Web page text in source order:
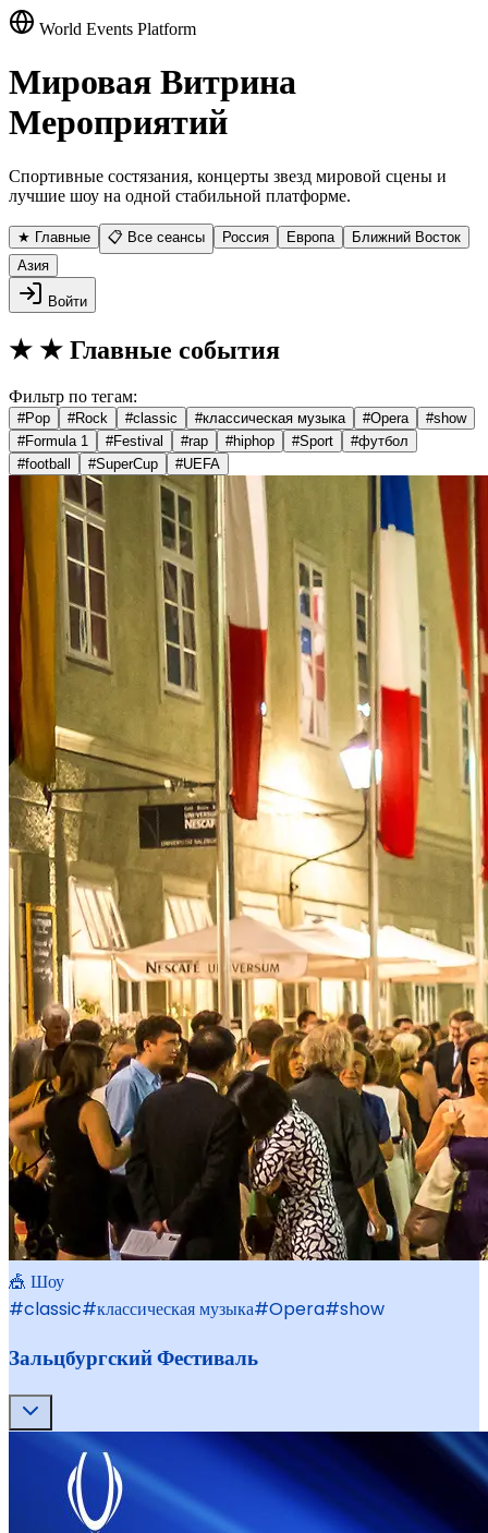
World Events Platform
Мировая Витрина
Мероприятий
Спортивные состязания, концерты звезд мировой сцены и
лучшие шоу на одной стабильной платформе.
★ Главные 📋 Все сеансы Россия Европа
Ближний Восток
Азия
Войти
★ ★ Главные события
Фильтр по тегам:
#Pop #Rock #classic #классическая музыка #Opera #show
#Formula 1 #Festival #rap #hiphop #Sport #футбол
#football #SuperCup #UEFA
🎪 Шоу
#classic#классическая музыка#Opera#show
Зальцбургский Фестиваль